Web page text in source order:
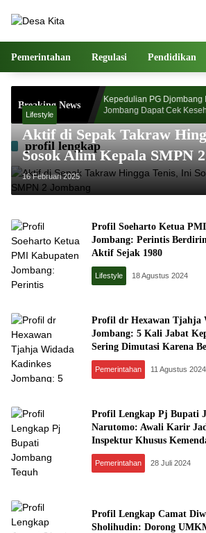
Pemerintahan Regulasi Pendidikan
Breaking News
Pasca
Kepedulian PG Djombang
Jombang Dapat Cek Kesehatan
profil lengkap
Lifestyle
Aktif di Sepak Takraw
Sosok Alim Kepala SMPN
16 Februari 2025
Profil Soeharto Ketua
Jombang: Perintis
Aktif Sejak 1980
Lifestyle 18 Agustus 2024
Profil dr Hexawan Tjahja
Jombang: 5 Kali Jabat
Sering Dimutasi Karena
Pemerintahan 11 Agustus 2024
Profil Lengkap Pj Bupati
Narutomo: Awali Karir
Inspektur Khusus
Pemerintahan 28 Juli 2024
Profil Lengkap Camat
Sholihudin: Dorong